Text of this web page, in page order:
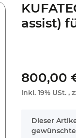
assist)
800,00
inkl. 19% USt. ,
x
Dieser